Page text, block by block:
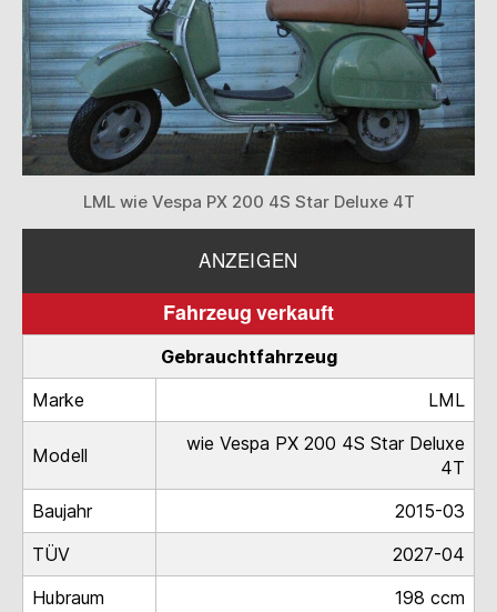
LML wie Vespa PX 200 4S Star Deluxe 4T
ANZEIGEN
Fahrzeug verkauft
Gebrauchtfahrzeug
Marke
LML
Modell
wie Vespa PX 200 4S Star Deluxe
4T
Baujahr
2015-03
TÜV
2027-04
Hubraum
198 ccm